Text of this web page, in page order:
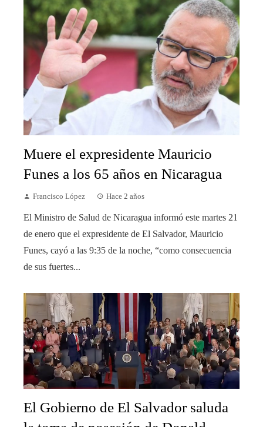
Muere el expresidente Mauricio
Funes a los 65 años en Nicaragua
Francisco López Hace 2 años
El Ministro de Salud de Nicaragua informó este martes 21
de enero que el expresidente de El Salvador, Mauricio
Funes, cayó a las 9:35 de la noche, “como consecuencia
de sus fuertes...
El Gobierno de El Salvador saluda